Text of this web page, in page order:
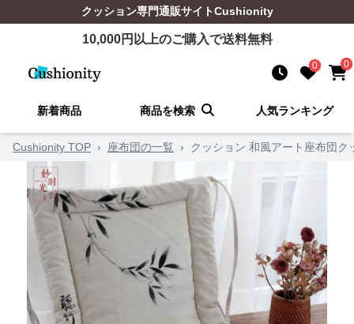
クッション専門通販サイトCushionity
10,000円以上のご購入で送料無料
0 0
新着商品 商品を検索 人気ランキング
Cushionity TOP › 座布団の一覧 › クッション 和風アート座布団ク